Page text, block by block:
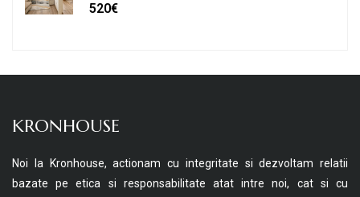
520€
KRONHOUSE
Noi la Kronhouse, actionam cu integritate si dezvoltam relatii
bazate pe etica si responsabilitate atat intre noi, cat si cu